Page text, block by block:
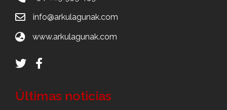
info@arkulagunak.com
www.arkulagunak.com
Últimas noticias